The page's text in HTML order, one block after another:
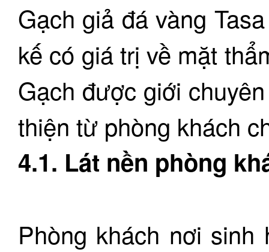
Gạch giả đá vàng
kế có giá trị về mặt
Gạch được giới
thiện từ phòng khách
4.1. Lát nền phòng
Phòng khách nơi